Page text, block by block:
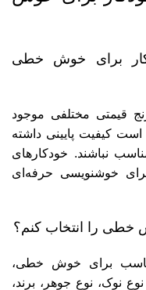
برای خوش خطی
قیمتی مختلفی موجود
کیفیت پایینی داشته
نباشند. خودکارهای
خوشنویسی حرفه‌ای
خطی را انتخاب کنم؟
مناسب برای خوش خطی،
نوک، نوع جوهر، برند،